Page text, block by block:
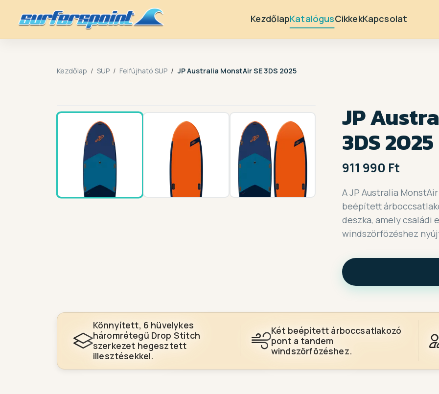
KezdőlapKatalógusCikkekKapcsolat
Kezdőlap SUP Felfújható SUP JP Australia MonstAir SE 3DS 2025
JP
3DS 2025
911 990 Ft
A JP Australia MonstAir
beépített
deszka, amely családi
windszörfözéshez
Könnyített, 6 hüvelykes
háromrétegű Drop Stitch
szerkezet hegesztett
illesztésekkel.
Két beépített árboccsatlakozó
pont a tandem
windszörfözéshez.